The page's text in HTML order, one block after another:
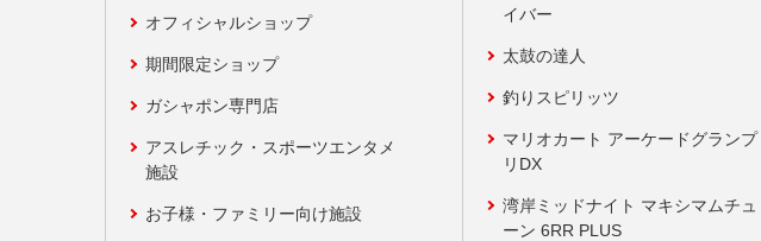
オフィシャルショップ
期間限定ショップ
ガシャポン専門店
アスレチック・スポーツエンタメ
施設
お子様・ファミリー向け施設
イバー
太鼓の達人
釣りスピリッツ
マリオカート アーケードグランプ
リDX
湾岸ミッドナイト マキシマムチュ
ーン 6RR PLUS